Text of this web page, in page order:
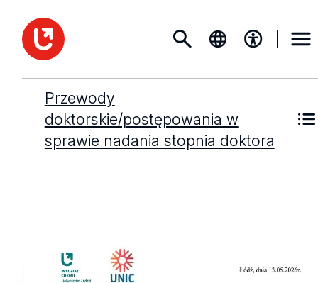
Przewody
doktorskie/postępowania w
sprawie nadania stopnia doktora